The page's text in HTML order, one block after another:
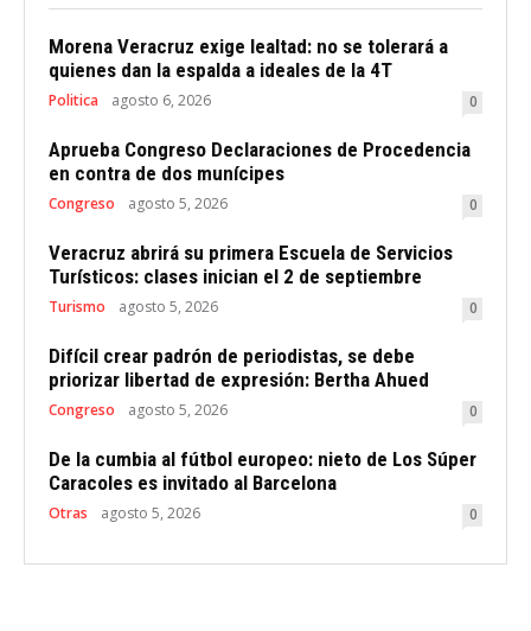
Morena Veracruz exige lealtad: no se tolerará a
quienes dan la espalda a ideales de la 4T
Politica agosto 6, 2026 0
Aprueba Congreso Declaraciones de Procedencia
en contra de dos munícipes
Congreso agosto 5, 2026 0
Veracruz abrirá su primera Escuela de Servicios
Turísticos: clases inician el 2 de septiembre
Turismo agosto 5, 2026 0
Difícil crear padrón de periodistas, se debe
priorizar libertad de expresión: Bertha Ahued
Congreso agosto 5, 2026 0
De la cumbia al fútbol europeo: nieto de Los Súper
Caracoles es invitado al Barcelona
Otras agosto 5, 2026 0